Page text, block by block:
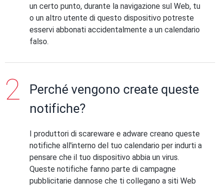
un certo punto, durante la navigazione sul Web, tu
o un altro utente di questo dispositivo potreste
esservi abbonati accidentalmente a un calendario
falso.
Perché vengono create queste
notifiche?
I produttori di scareware e adware creano queste
notifiche all'interno del tuo calendario per indurti a
pensare che il tuo dispositivo abbia un virus.
Queste notifiche fanno parte di campagne
pubblicitarie dannose che ti collegano a siti Web